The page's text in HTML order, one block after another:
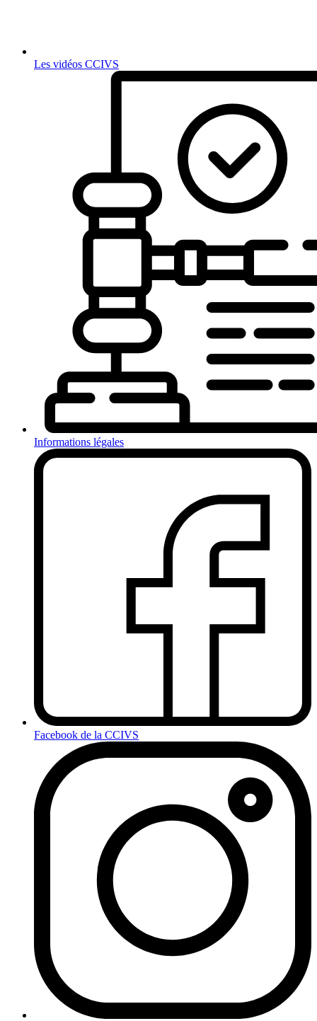
Les vidéos CCIVS
Informations légales
Facebook de la CCIVS